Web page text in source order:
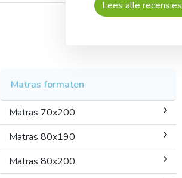
Lees alle recensies
Matras formaten
Matras 70x200
Matras 80x190
Matras 80x200